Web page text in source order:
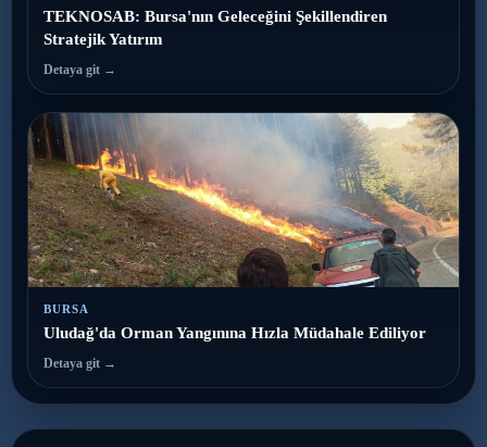
TEKNOSAB: Bursa'nın Geleceğini Şekillendiren
Stratejik Yatırım
Detaya git →
BURSA
Uludağ'da Orman Yangınına Hızla Müdahale Ediliyor
Detaya git →